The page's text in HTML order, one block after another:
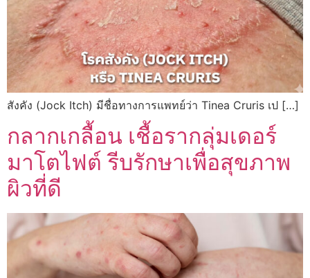
สังคัง (Jock Itch) มีชื่อทางการแพทย์ว่า Tinea Cruris เป […]
กลากเกลื้อน เชื้อรากลุ่มเดอร์
มาโตไฟต์ รีบรักษาเพื่อสุขภาพ
ผิวที่ดี